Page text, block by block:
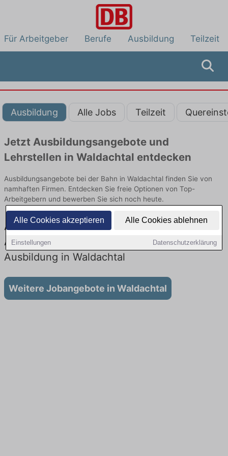
Alle Cookies akzeptieren Alle Cookies ablehnen
Einstellungen Datenschutzerklärung
Für Arbeitgeber Berufe Ausbildung Teilzeit
Ausbildung Alle Jobs Teilzeit
Jetzt Ausbildungsangebote und
Lehrstellen in Waldachtal entdecken
Ausbildungsangebote bei der Bahn in Waldachtal finden Sie von
namhaften Firmen. Entdecken Sie freie Optionen von Top-
Arbeitgebern und bewerben Sie sich noch heute.
Ausbildung in Waldachtal bei der Bahn:
Aktuell gibt es keine Stellenangebote für
Ausbildung in Waldachtal
Weitere Jobangebote in Waldachtal